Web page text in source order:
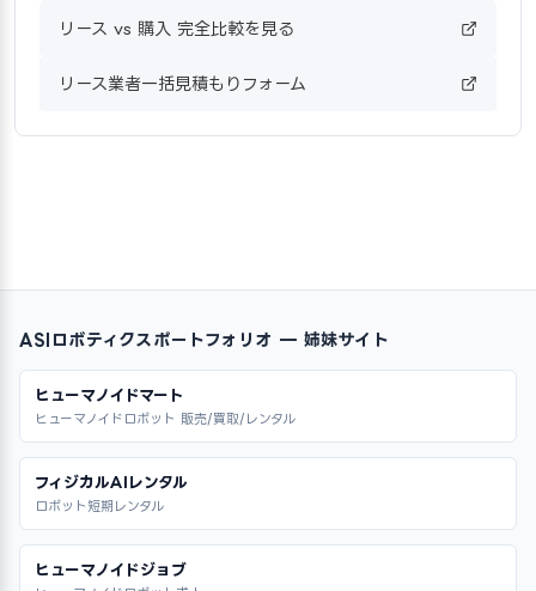
リース vs 購入 完全比較を見る
リース業者一括見積もりフォーム
ASIロボティクスポートフォリオ — 姉妹サイト
ヒューマノイドマート
ヒューマノイドロボット 販売/買取/レンタル
フィジカルAIレンタル
ロボット短期レンタル
ヒューマノイドジョブ